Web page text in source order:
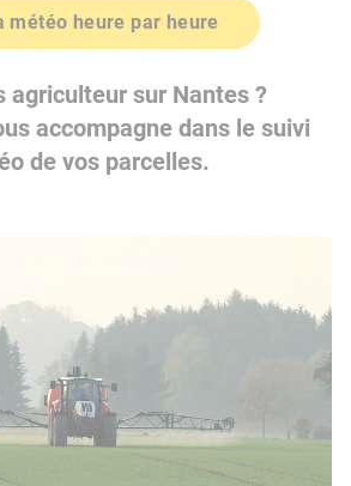
météo heure par heure
agriculteur sur Nantes ?
accompagne dans le suivi
de vos parcelles.